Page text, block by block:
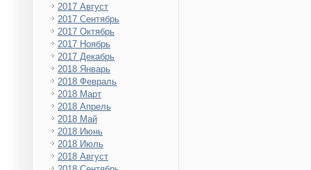
2017 Август
2017 Сентябрь
2017 Октябрь
2017 Ноябрь
2017 Декабрь
2018 Январь
2018 Февраль
2018 Март
2018 Апрель
2018 Май
2018 Июнь
2018 Июль
2018 Август